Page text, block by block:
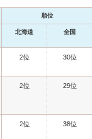
順位
北海道 全国
2位 30位
2位 29位
2位 38位